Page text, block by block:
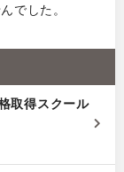
でした。
取得スクール